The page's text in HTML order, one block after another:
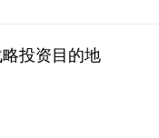
投资目的地